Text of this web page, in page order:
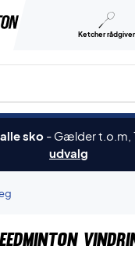
Ketcher rådgiver
produkter, mærker etc.
sko - Gælder t.o.m,
udvalg